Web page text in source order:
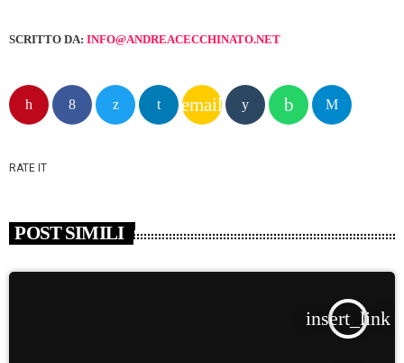
SCRITTO DA: INFO@ANDREACECCHINATO.NET
email
RATE IT
POST SIMILI
insert_link